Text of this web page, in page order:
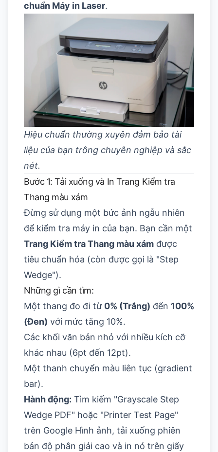
chuẩn Máy in Laser.
Hiệu chuẩn thường xuyên đảm bảo tài
liệu của bạn trông chuyên nghiệp và sắc
nét.
Bước 1: Tải xuống và In Trang Kiểm tra
Thang màu xám
Đừng sử dụng một bức ảnh ngẫu nhiên
để kiểm tra máy in của bạn. Bạn cần một
Trang Kiểm tra Thang màu xám được
tiêu chuẩn hóa (còn được gọi là "Step
Wedge").
Những gì cần tìm:
Một thang đo đi từ 0% (Trắng) đến 100%
(Đen) với mức tăng 10%.
Các khối văn bản nhỏ với nhiều kích cỡ
khác nhau (6pt đến 12pt).
Một thanh chuyển màu liên tục (gradient
bar).
Hành động: Tìm kiếm "Grayscale Step
Wedge PDF" hoặc "Printer Test Page"
trên Google Hình ảnh, tải xuống phiên
bản độ phân giải cao và in nó trên giấy